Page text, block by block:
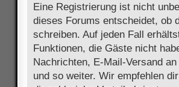
Eine Registrierung ist nicht
dieses Forums entscheidet, ob
schreiben. Auf jeden Fall
Funktionen, die Gäste nicht
Nachrichten, E-Mail-Versand
und so weiter. Wir empfehlen